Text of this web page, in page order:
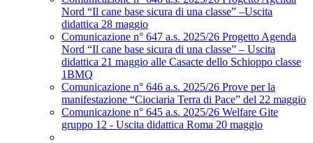
Nord “Il cane base sicura di una classe” –Uscita
didattica 28 maggio
Comunicazione n° 647 a.s. 2025/26 Progetto Agenda
Nord “Il cane base sicura di una classe” – Uscita
didattica 21 maggio alle Casacte dello Schioppo classe
1BMQ
Comunicazione n° 646 a.s. 2025/26 Prove per la
manifestazione “Ciociaria Terra di Pace” del 22 maggio
Comunicazione n° 645 a.s. 2025/26 Welfare Gite
gruppo 12 - Uscita didattica Roma 20 maggio